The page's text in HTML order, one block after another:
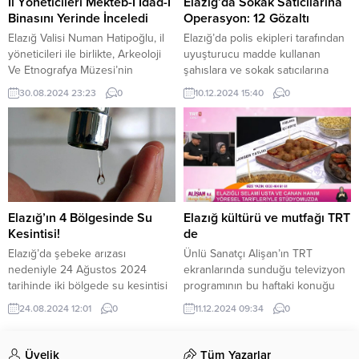
tespiti ve şüpheli şahısların
yakalanmasına yönelik il...
Perşembe günü Ülker Stadyumu
Fenerbahçe Şükrü Saracoğlu
Spor Kompleksi’nde oynanacak
karşılaşma için futbolcular...
Binasını Yerinde İnceledi
Elazığ Valisi Numan Hatipoğlu, il
yöneticileri ile birlikte, Arkeoloji
Ve Etnografya Müzesi’nin
taşınacağı “Mekteb-i İdad-i”
binasında incelemelerde bulundu.
Geçtiğimiz aylarda Arkeoloji ve
Etnografya müzesinin Harput yolu
üzerindeki 8’inci kolordu
komutanlığı içerisinde yer alan
“Mekteb-i İdad-i Hamidiye-i
Mülkiye” binasına taşınması kararı
alınmıştı. Alınan kararın ardından
“Mekteb-i İdad-i” binasında
müzenin taşınması için...
30.08.2024 23:23 0
Operasyon: 12 Gözaltı
Elazığ’da polis ekipleri tarafından
uyuşturucu madde kullanan
şahıslara ve sokak satıcılarına
yönelik son bir hafta içerisinde
yapılan operasyonlarda, 12
şüpheli gözaltına alındı. Elazığ
Cumhuriyet Başsavcılığı
koordinesinde İl Emniyet
Müdürlüğü Narkotik Suçlarla
Mücadele Şube Müdürlüğü
tarafından, uyuşturucu ile
mücadele kapsamında
uyuşturucu madde kullanan
şahıslara ve sokak satıcılarına
yönelik çalışmalar sürüyor. Bu...
10.12.2024 15:40 0
Elazığ’ın 4 Bölgesinde Su
Kesintisi!
Elazığ’da şebeke arızası
nedeniyle 24 Ağustos 2024
tarihinde iki bölgede su kesintisi
yaşanacak. Elazığ’da şebeke
arızası onarım çalışmaları
tarihinde Gülmez, Güneykent,
24.08.2024 12:01 0
Elazığ kültürü ve mutfağı TRT
de
Ünlü Sanatçı Alişan’ın TRT
ekranlarında sunduğu televizyon
programının bu haftaki konuğu
Elazığlı Dr. Canan Karatay’dı.
Programda, Karatay Elazığ ile ilgili
kültürü ve gastronomisi’de Selami
11.12.2024 09:34 0
Üyelik Tüm Yazarlar